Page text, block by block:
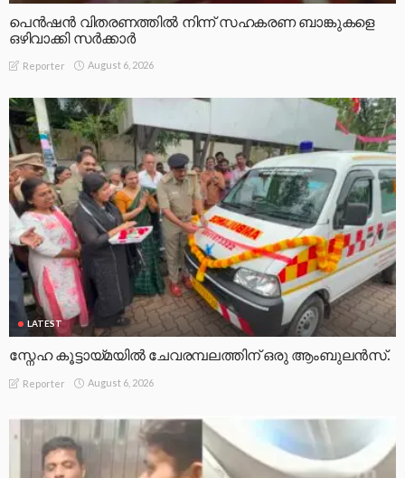
പെൻഷൻ വിതരണത്തിൽ നിന്ന് സഹകരണ ബാങ്കുകളെ
ഒഴിവാക്കി സർക്കാർ
Reporter August 6, 2026
LATEST
സ്നേഹ കൂട്ടായ്മയിൽ ചേവരമ്പലത്തിന് ഒരു ആംബുലൻസ്.
Reporter August 6, 2026